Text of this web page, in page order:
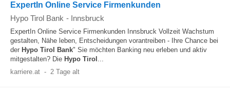
ExpertIn Online Service Firmenkunden
Hypo Tirol Bank - Innsbruck
ExpertIn Online Service Firmenkunden Innsbruck Vollzeit Wachstum
gestalten, Nähe leben, Entscheidungen vorantreiben - Ihre Chance bei
der Hypo Tirol Bank" Sie möchten Banking neu erleben und aktiv
mitgestalten? Die Hypo Tirol ...
karriere.at - 2 Tage alt